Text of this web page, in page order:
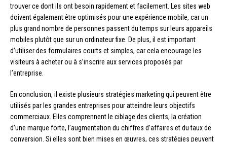
trouver ce dont ils ont besoin rapidement et facilement. Les sites web
doivent également être optimisés pour une expérience mobile, car un
plus grand nombre de personnes passent du temps sur leurs appareils
mobiles plutôt que sur un ordinateur fixe. De plus, il est important
d’utiliser des formulaires courts et simples, car cela encourage les
visiteurs à acheter ou à s’inscrire aux services proposés par
l’entreprise.
En conclusion, il existe plusieurs stratégies marketing qui peuvent être
utilisés par les grandes entreprises pour atteindre leurs objectifs
commerciaux. Elles comprennent le ciblage des clients, la création
d’une marque forte, l’augmentation du chiffres d’affaires et du taux de
conversion. Si elles sont bien mises en œuvres, ces stratégies peuvent